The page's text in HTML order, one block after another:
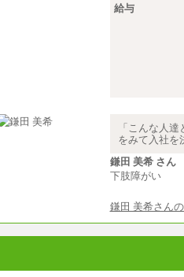
給与
「こんな人
をみて入社を
鎌田 美希 さん
下肢障がい
鎌田 美希さん